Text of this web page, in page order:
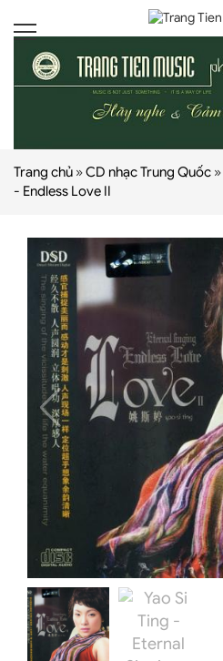
Trang chủ »CD nhạc Trung Quốc »
- Endless Love II